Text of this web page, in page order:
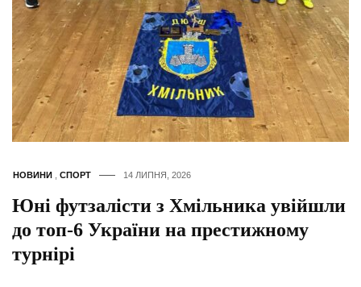
НОВИНИ СПОРТ 14 ЛИПНЯ, 2026
Юні футзалісти з Хмільника увійшли
до топ-6 України на престижному
турнірі